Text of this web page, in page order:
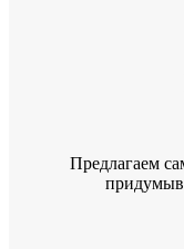
Предлагаем